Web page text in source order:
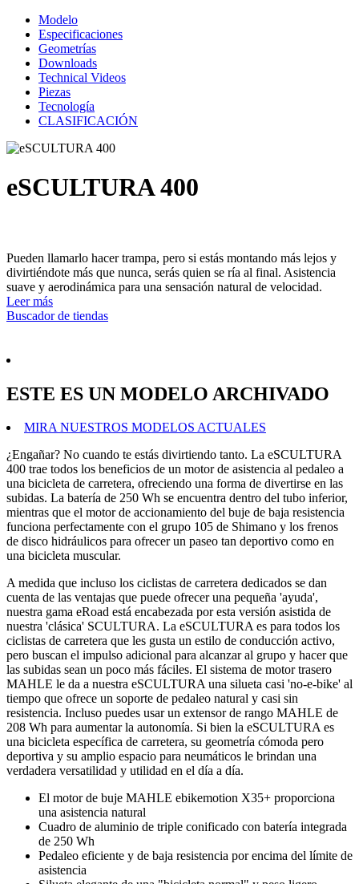
Modelo
Especificaciones
Geometrías
Downloads
Technical Videos
Piezas
Tecnología
CLASIFICACIÓN
eSCULTURA 400
Pueden llamarlo hacer trampa, pero si estás montando más lejos y
divirtiéndote más que nunca, serás quien se ría al final. Asistencia
suave y aerodinámica para una sensación natural de velocidad.
Leer más
Buscador de tiendas
ESTE ES UN MODELO ARCHIVADO
MIRA NUESTROS MODELOS ACTUALES
¿Engañar? No cuando te estás divirtiendo tanto. La eSCULTURA
400 trae todos los beneficios de un motor de asistencia al pedaleo a
una bicicleta de carretera, ofreciendo una forma de divertirse en las
subidas. La batería de 250 Wh se encuentra dentro del tubo inferior,
mientras que el motor de accionamiento del buje de baja resistencia
funciona perfectamente con el grupo 105 de Shimano y los frenos
de disco hidráulicos para ofrecer un paseo tan deportivo como en
una bicicleta muscular.
A medida que incluso los ciclistas de carretera dedicados se dan
cuenta de las ventajas que puede ofrecer una pequeña 'ayuda',
nuestra gama eRoad está encabezada por esta versión asistida de
nuestra 'clásica' SCULTURA. La eSCULTURA es para todos los
ciclistas de carretera que les gusta un estilo de conducción activo,
pero buscan el impulso adicional para alcanzar al grupo y hacer que
las subidas sean un poco más fáciles. El sistema de motor trasero
MAHLE le da a nuestra eSCULTURA una silueta casi 'no-e-bike' al
tiempo que ofrece un soporte de pedaleo natural y casi sin
resistencia. Incluso puedes usar un extensor de rango MAHLE de
208 Wh para aumentar la autonomía. Si bien la eSCULTURA es
una bicicleta específica de carretera, su geometría cómoda pero
deportiva y su amplio espacio para neumáticos le brindan una
verdadera versatilidad y utilidad en el día a día.
El motor de buje MAHLE ebikemotion X35+ proporciona
una asistencia natural
Cuadro de aluminio de triple conificado con batería integrada
de 250 Wh
Pedaleo eficiente y de baja resistencia por encima del límite de
asistencia